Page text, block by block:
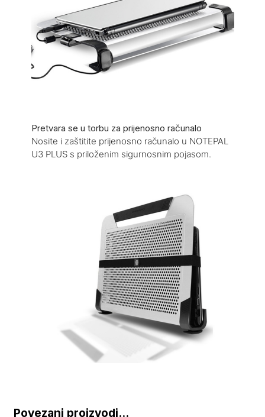
Pretvara se u torbu za prijenosno računalo
Nosite i zaštitite prijenosno računalo u NOTEPAL
U3 PLUS s priloženim sigurnosnim pojasom.
Povezani proizvodi...